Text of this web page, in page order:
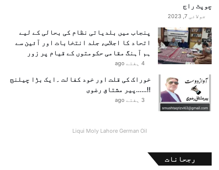
چوپٹ راج
جولائی 7, 2023
پنجاب میں بلدیاتی نظام کی بحالی کے لیے
اتحاد کا اجلاس، جلد انتخابات اور آئین سے
ہم آہنگ مقامی حکومتوں کے قیام پر زور
4 ہفتے ago
خوراک کی قلت اور خود کفالت ۔ایک بڑا چیلنج
!!……پیر مشتاق رضوی
3 ہفتے ago
Liqui Moly Lahore German Oil
رجحانات